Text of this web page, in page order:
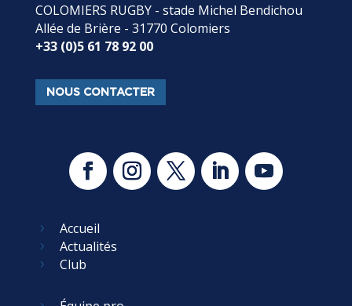
COLOMIERS RUGBY - stade Michel Bendichou
Allée de Brière - 31770 Colomiers
+33 (0)5 61 78 92 00
NOUS CONTACTER
5 Accueil
5 Actualités
5 Club